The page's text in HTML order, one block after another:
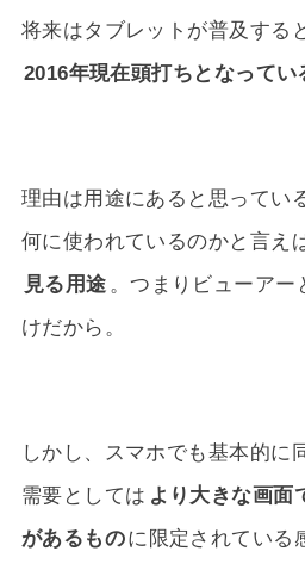
将来はタブレットが普及する
2016年現在頭打ちとなってい
理由は用途にあると思ってい
何に使われているのかと言え
見る用途 。つまりビューアー
けだから。
しかし、スマホでも基本的に
需要としては より大きな画面
があるものに限定されている